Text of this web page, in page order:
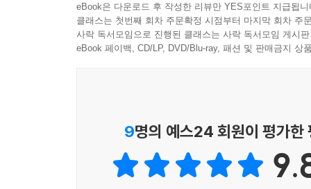
eBook은 다운로드 후 작성한 리뷰만 YES포인트 지급됩니
클래스는 첫번째 회차 주문확정 시점부터 마지막 회차 주
사락 독서모임으로 진행된 클래스는 사락 독서모임 게시
eBook 페이백, CD/LP, DVD/Blu-ray, 패션 및 판매금지 상
9명의 예스24 회원이 평가한